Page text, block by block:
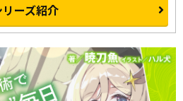
リーズ紹介